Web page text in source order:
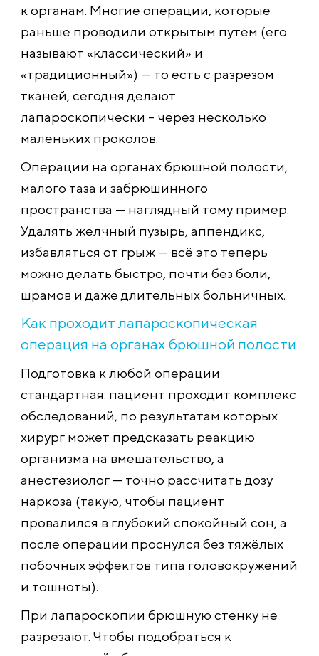
к органам. Многие операции, которые
раньше проводили открытым путём (его
называют «классический» и
«традиционный») — то есть с разрезом
тканей, сегодня делают
лапароскопически – через несколько
маленьких проколов.
Операции на органах брюшной полости,
малого таза и забрюшинного
пространства — наглядный тому пример.
Удалять желчный пузырь, аппендикс,
избавляться от грыж — всё это теперь
можно делать быстро, почти без боли,
шрамов и даже длительных больничных.
Как проходит лапароскопическая
операция на органах брюшной полости
Подготовка к любой операции
стандартная: пациент проходит комплекс
обследований, по результатам которых
хирург может предсказать реакцию
организма на вмешательство, а
анестезиолог — точно рассчитать дозу
наркоза (такую, чтобы пациент
провалился в глубокий спокойный сон, а
после операции проснулся без тяжёлых
побочных эффектов типа головокружений
и тошноты).
При лапароскопии брюшную стенку не
разрезают. Чтобы подобраться к